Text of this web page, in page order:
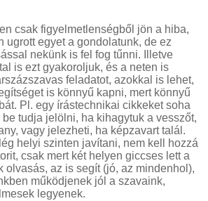
csak figyelmetlenségből jön a hiba,
ugrott egyet a gondolatunk, de ez
nekünk is fel fog tűnni. Illetve
is ezt gyakoroljuk, és a neten is
feladatot, azokkal is lehet,
is könnyű kapni, mert könnyű
Pl. egy írástechnikai cikkeket soha
tudja jelölni, ha kihagytuk a vesszőt,
vagy jelezheti, ha képzavart talál.
helyi szinten javítani, nem kell hozzá
csak mert két helyen giccses lett a
olvasás, az is segít (jó, az mindenhol),
működjenek jól a szavaink,
legyenek.